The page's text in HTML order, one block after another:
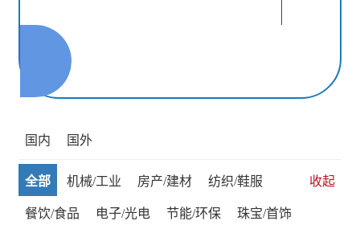
国内 国外
全部 机械/工业 房产/建材 纺织/鞋服
餐饮/食品 电子/光电 节能/环保 珠宝/首饰
收起